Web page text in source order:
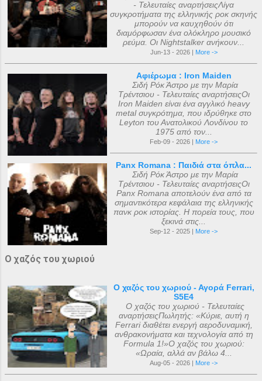
- Τελευταίες αναρτήσειςΛίγα
συγκροτήματα της ελληνικής ροκ σκηνής
μπορούν να καυχηθούν ότι
διαμόρφωσαν ένα ολόκληρο μουσικό
ρεύμα. Οι Nightstalker ανήκουν...
Jun-13 - 2026 | More ->
Αφιέρωμα : Iron Maiden
Σιδή Ρόκ Άστρο με την Μαρία
Τρέντσιου - Τελευταίες αναρτήσειςΟι
Iron Maiden είναι ένα αγγλικό heavy
metal συγκρότημα, που ιδρύθηκε στο
Leyton του Ανατολικού Λονδίνου το
1975 από τον...
Feb-09 - 2026 | More ->
Panx Romana : Παιδιά στα όπλα...
Σιδή Ρόκ Άστρο με την Μαρία
Τρέντσιου - Τελευταίες αναρτήσειςΟι
Panx Romana αποτελούν ένα από τα
σημαντικότερα κεφάλαια της ελληνικής
πανκ ροκ ιστορίας. Η πορεία τους, που
ξεκινά στις...
Sep-12 - 2025 | More ->
Ο χαζός του χωριού
Ο χαζός του χωριού - Αγορά Ferrari,
S5E4
Ο χαζός του χωριού - Τελευταίες
αναρτήσειςΠωλητής: «Κύριε, αυτή η
Ferrari διαθέτει ενεργή αεροδυναμική,
ανθρακονήματα και τεχνολογία από τη
Formula 1!»Ο χαζός του χωριού:
«Ωραία, αλλά αν βάλω 4...
Aug-05 - 2026 | More ->